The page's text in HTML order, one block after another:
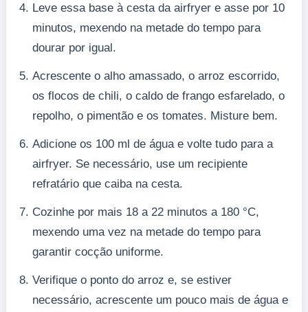
Leve essa base à cesta da airfryer e asse por 10
minutos, mexendo na metade do tempo para
dourar por igual.
Acrescente o alho amassado, o arroz escorrido,
os flocos de chili, o caldo de frango esfarelado, o
repolho, o pimentão e os tomates. Misture bem.
Adicione os 100 ml de água e volte tudo para a
airfryer. Se necessário, use um recipiente
refratário que caiba na cesta.
Cozinhe por mais 18 a 22 minutos a 180 °C,
mexendo uma vez na metade do tempo para
garantir cocção uniforme.
Verifique o ponto do arroz e, se estiver
necessário, acrescente um pouco mais de água e